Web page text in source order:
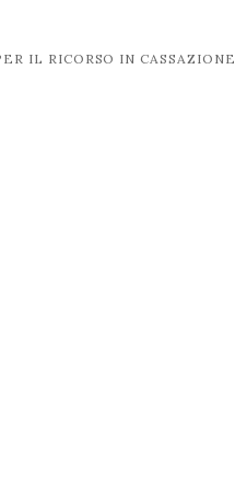
IL RICORSO IN CASSAZIONE